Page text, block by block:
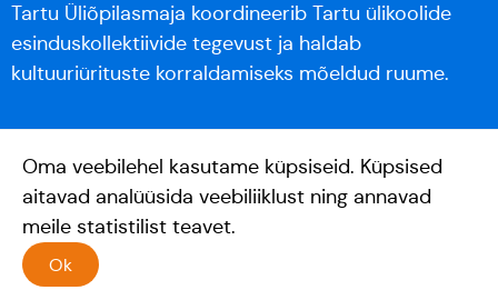
Tartu Üliõpilasmaja koordineerib Tartu ülikoolide
esinduskollektiivide tegevust ja haldab
kultuuriürituste korraldamiseks mõeldud ruume.
Oma veebilehel kasutame küpsiseid. Küpsised
aitavad analüüsida veebiliiklust ning annavad
meile statistilist teavet.
Ok